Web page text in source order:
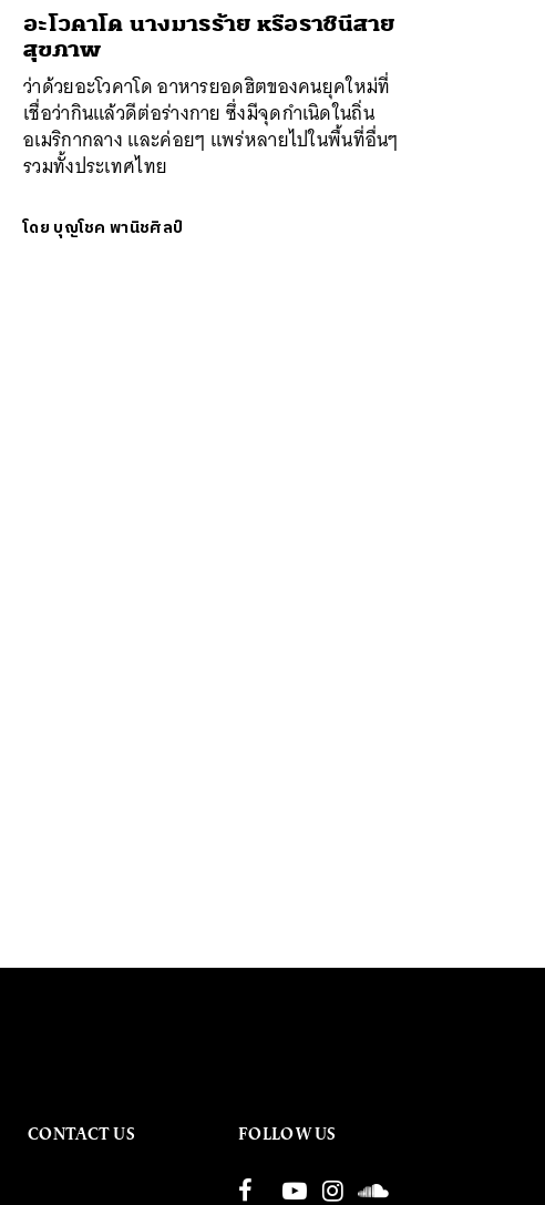
อะโวคาโด นางมารร้าย หรือราชินีสาย
สุขภาพ
ว่าด้วยอะโวคาโด อาหารยอดฮิตของคนยุคใหม่ที่
เชื่อว่ากินแล้วดีต่อร่างกาย ซึ่งมีจุดกำเนิดในถิ่น
อเมริกากลาง และค่อยๆ แพร่หลายไปในพื้นที่อื่นๆ
รวมทั้งประเทศไทย
โดย บุญโชค พานิชศิลป์
CONTACT US FOLLOW US